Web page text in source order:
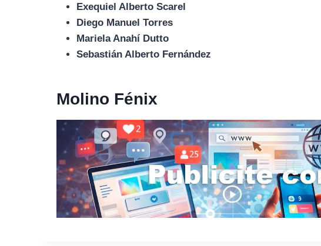
Exequiel Alberto Scarel
Diego Manuel Torres
Mariela Anahí Dutto
Sebastián Alberto Fernández
Molino Fénix